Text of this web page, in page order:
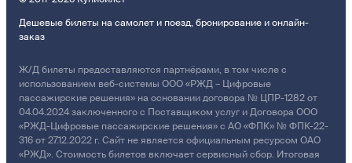
Дешевые билеты на самолет и поезд, бронирование и онлайн-
заказ
Ж/Д билеты предоставляются партнёрами, в том числе с
использованием веб-системы ООО «РЖД – Цифровые
пассажирские решения» на основании договора № ЦПР-1282 от
04.04.2024 заключенного с Поставщиком услуг и Договора ООО
«РЖД-Цифровые пассажирские решения» с АО «ФПК» № ФПК-22-
316 от 27.12.2022 г. Сайт не является официальным ресурсом ОАО
«РЖД». Стоимость билетов включает сервисный сбор. Итоговая